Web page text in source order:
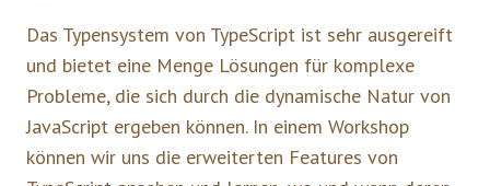
Das Typensystem von TypeScript ist sehr ausgereift
und bietet eine Menge Lösungen für komplexe
Probleme, die sich durch die dynamische Natur von
JavaScript ergeben können. In einem Workshop
können wir uns die erweiterten Features von